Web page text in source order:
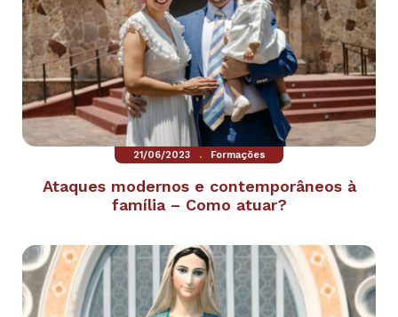
21/06/2023 . Formações
Ataques modernos e contemporâneos à
família – Como atuar?